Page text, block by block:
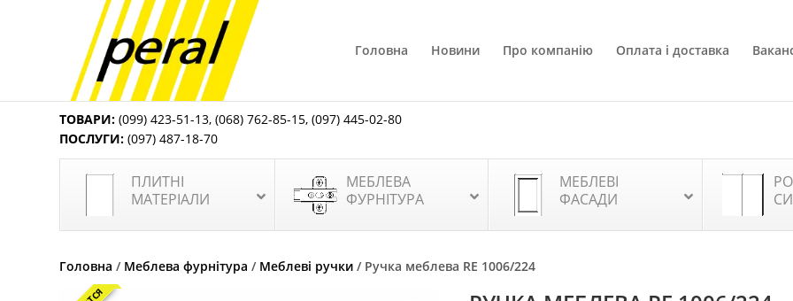
Головна Новини Про компанію Оплата і доставка
ТОВАРИ: (099) 423-51-13,(068) 762-85-15,(097) 445-02-80
ПОСЛУГИ: (097) 487-18-70
ПЛИТНІ
МАТЕРІАЛИ
МЕБЛЕВА
ФУРНІТУРА
МЕБЛЕВІ
ФАСАДИ
Головна / Меблева фурнітура / Меблеві ручки / Ручка меблева RE 1006/224